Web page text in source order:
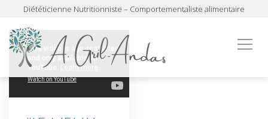
Diététicienne Nutritionniste – Comportementaliste alimentaire